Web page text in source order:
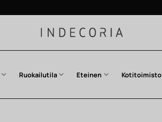
Ruokailutila Eteinen Kotitoimisto